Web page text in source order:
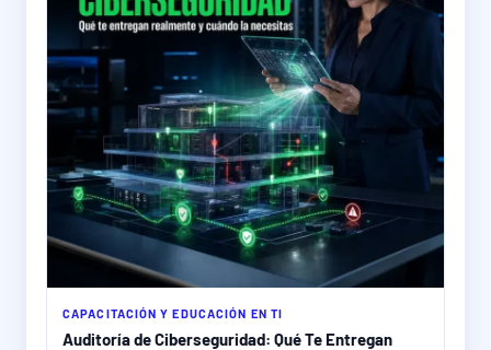
CAPACITACIÓN Y EDUCACIÓN EN TI
Auditoría de Ciberseguridad: Qué Te Entregan